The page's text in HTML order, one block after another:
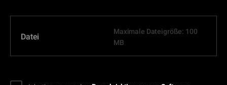
Datei
Maximale Dateigröße: 100
MB